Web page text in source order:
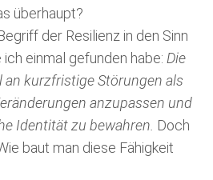
überhaupt?
der Resilienz in den Sinn
ich einmal gefunden habe: Die
an kurzfristige Störungen als
anzupassen und
Identität zu bewahren. Doch
baut man diese Fähigkeit